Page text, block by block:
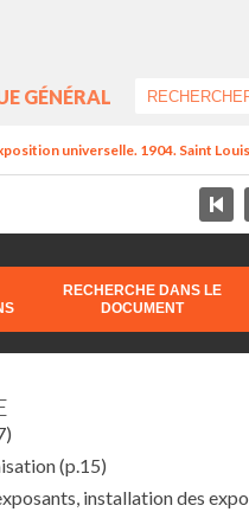
GÉNÉRAL
universelle. 1904. Saint
RECHERCHE DANS LE
DOCUMENT
(p.15)
installation des